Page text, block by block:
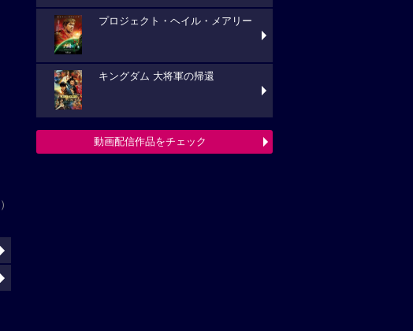
）
プロジェクト・ヘイル・メアリー
キングダム 大将軍の帰還
動画配信作品をチェック